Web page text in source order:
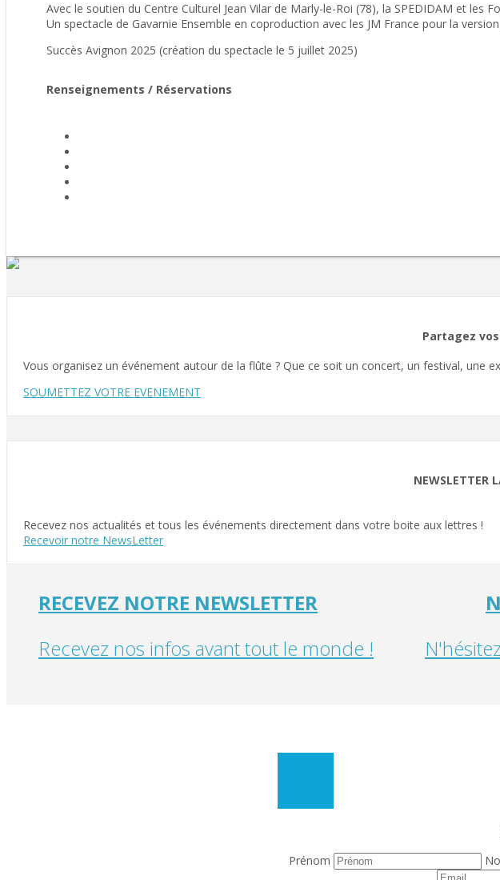
Avec le soutien du Centre Culturel Jean Vilar de Marly-le-Roi (78), la SPEDIDAM et les
Un spectacle de Gavarnie Ensemble en coproduction avec les JM France pour la
Succès Avignon 2025 (création du spectacle le 5 juillet 2025)
Renseignements / Réservations
Partagez
Vous organisez un événement autour de la flûte ? Que ce soit un concert, un festival, une
SOUMETTEZ VOTRE EVENEMENT
NEWSLETTER
Recevez nos actualités et tous les événements directement dans votre boite aux lettres !
Recevoir notre NewsLetter
RECEVEZ NOTRE NEWSLETTER
Recevez nos infos avant tout le monde !
Prénom